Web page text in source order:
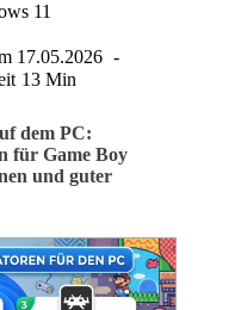
11
17.05.2026
13 Min
dem PC:
für Game Boy
und guter